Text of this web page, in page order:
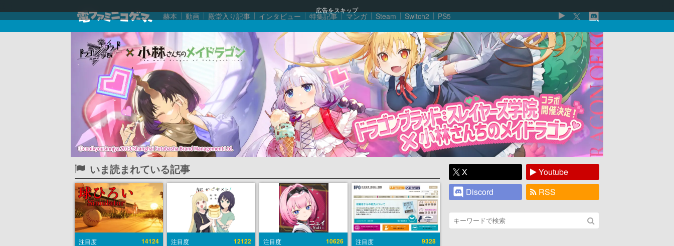
広告をスキップ
赫本 動画 殿堂入り記事 インタビュー 特集記事 マンガ Steam Switch2 PS5
いま読まれている記事
注目度 14124 注目度 12122 注目度 10626 注目度 9328
X
Youtube
Discord
RSS